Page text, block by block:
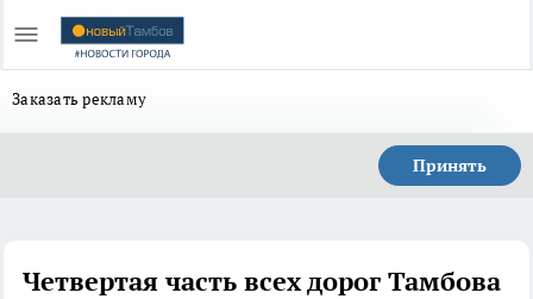
Заказать рекламу
Принять
Четвертая часть всех дорог Тамбова